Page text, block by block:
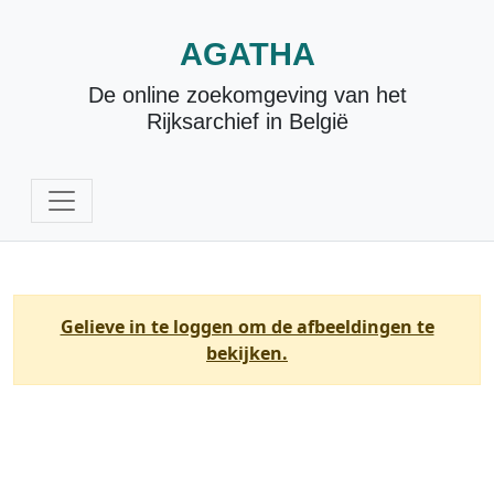
AGATHA
De online zoekomgeving van het
Rijksarchief in België
Gelieve in te loggen om de afbeeldingen te
bekijken.